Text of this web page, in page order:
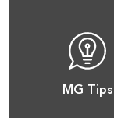
MG Tips